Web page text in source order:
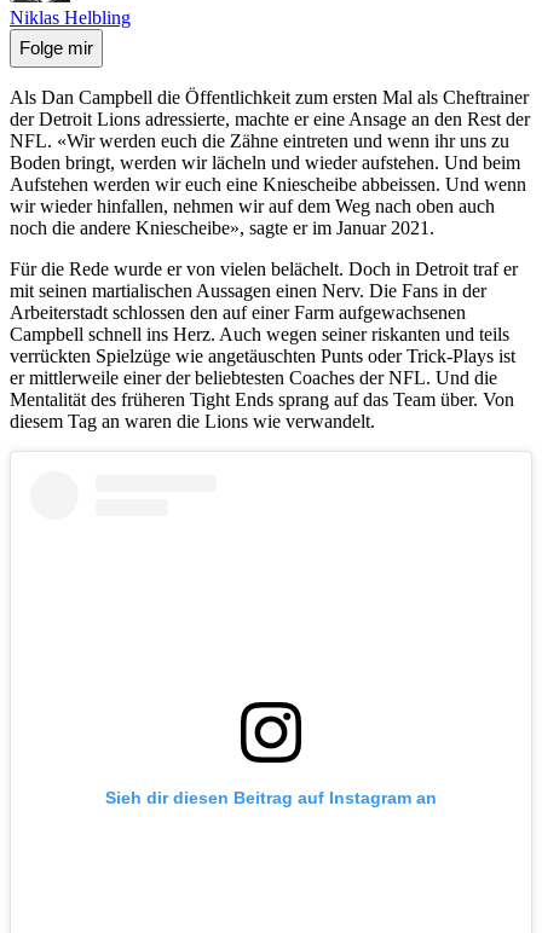
Niklas Helbling
Folge mir
Als Dan Campbell die Öffentlichkeit zum ersten Mal als Cheftrainer
der Detroit Lions adressierte, machte er eine Ansage an den Rest der
NFL. «Wir werden euch die Zähne eintreten und wenn ihr uns zu
Boden bringt, werden wir lächeln und wieder aufstehen. Und beim
Aufstehen werden wir euch eine Kniescheibe abbeissen. Und wenn
wir wieder hinfallen, nehmen wir auf dem Weg nach oben auch
noch die andere Kniescheibe», sagte er im Januar 2021.
Für die Rede wurde er von vielen belächelt. Doch in Detroit traf er
mit seinen martialischen Aussagen einen Nerv. Die Fans in der
Arbeiterstadt schlossen den auf einer Farm aufgewachsenen
Campbell schnell ins Herz. Auch wegen seiner riskanten und teils
verrückten Spielzüge wie angetäuschten Punts oder Trick-Plays ist
er mittlerweile einer der beliebtesten Coaches der NFL. Und die
Mentalität des früheren Tight Ends sprang auf das Team über. Von
diesem Tag an waren die Lions wie verwandelt.
Sieh dir diesen Beitrag auf Instagram an